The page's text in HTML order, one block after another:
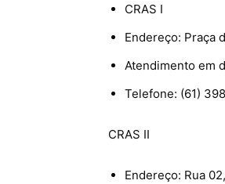
CRAS I
Endereço: Praça
Atendimento em
Telefone: (61)
CRAS II
Endereço: Rua